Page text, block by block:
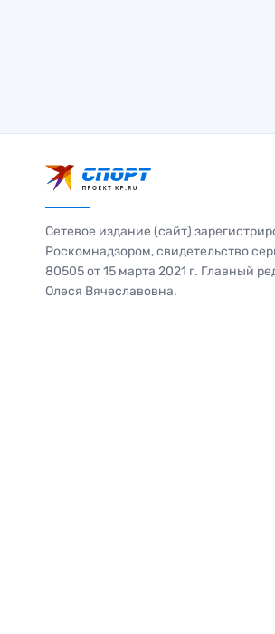
Сетевое издание (сайт)
Роскомнадзором, свидетельство
80505 от 15 марта 2021 г. Главный
Олеся Вячеславовна.